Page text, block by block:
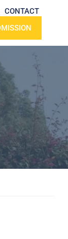
CONTACT